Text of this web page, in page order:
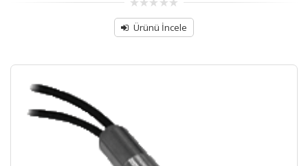
out
of
Ürünü İncele